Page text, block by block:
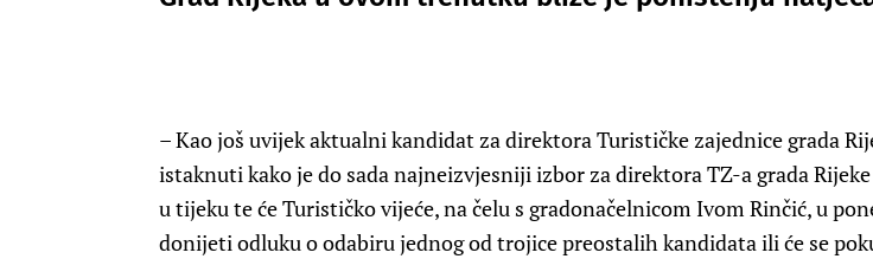
– Kao još uvijek aktualni kandidat za direktora Turističke zajednice grada
istaknuti kako je do sada najneizvjesniji izbor za direktora TZ-a grada
u tijeku te će Turističko vijeće, na čelu s gradonačelnicom Ivom Rinčić, u
donijeti odluku o odabiru jednog od trojice preostalih kandidata ili će se